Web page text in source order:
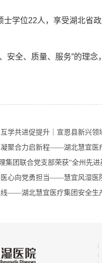
学位22人，享受湖北省
全、质量、服务”的理
学共进促提升｜宣恩县新兴领
凝聚合力启新程——湖北慧宜医
集团联合党支部荣获“全州先进
医心向党勇担当——慧宜风湿医
线——湖北慧宜医疗集团安全生